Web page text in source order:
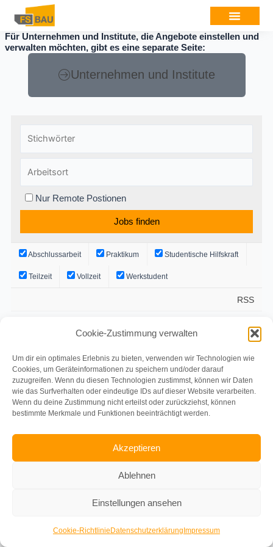
Cookie-Zustimmung verwalten
Um dir ein optimales Erlebnis zu bieten, verwenden wir Technologien wie
Cookies, um Geräteinformationen zu speichern und/oder darauf
zuzugreifen. Wenn du diesen Technologien zustimmst, können wir Daten
wie das Surfverhalten oder eindeutige IDs auf dieser Website verarbeiten.
Wenn du deine Zustimmung nicht erteilst oder zurückziehst, können
bestimmte Merkmale und Funktionen beeinträchtigt werden.
Akzeptieren
Ablehnen
Einstellungen ansehen
Cookie-Richtlinie Datenschutzerklärung Impressum
Für Unternehmen und Institute, die Angebote einstellen und
verwalten möchten, gibt es eine separate Seite:
Unternehmen und Institute
Nur Remote Postionen
Abschlussarbeit Praktikum Studentische Hilfskraft
Teilzeit Vollzeit Werkstudent
RSS
Es gibt keine zu Ihrer Suche passenden Jobangebote.
Archiv
Datenschutzerklärung